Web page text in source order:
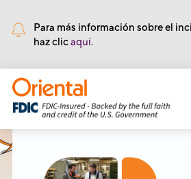
Para más información sobre el
haz clicaquí.
• Núm de Ruta y Tránsito: